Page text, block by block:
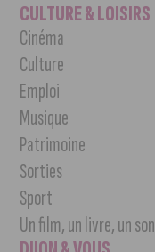
CULTURE & LOISIRS
Cinéma
Culture
Emploi
Musique
Patrimoine
Sorties
Sport
Un film, un livre, un son